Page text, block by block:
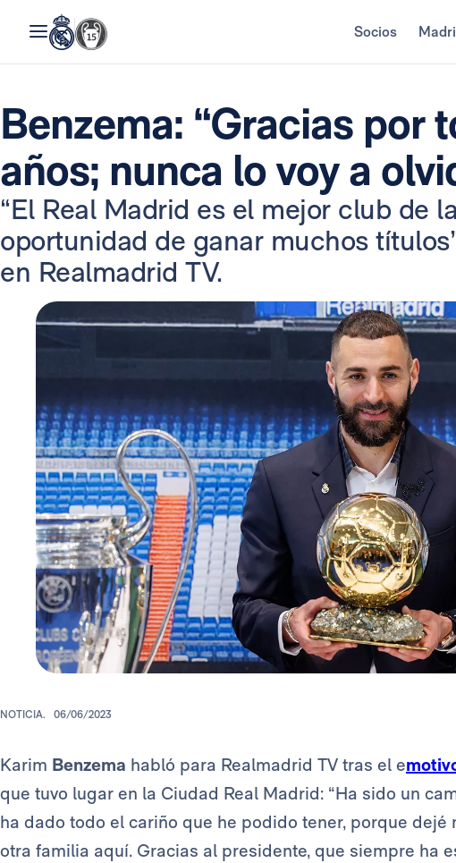
Socios
Benzema: “Gracias por
años; nunca lo voy a
“El Real Madrid es el mejor club de
oportunidad de ganar muchos
en Realmadrid TV.
NOTICIA. 06/06/2023
Karim Benzema habló para Realmadrid TV tras el e
que tuvo lugar en la Ciudad Real Madrid: “Ha sido un
ha dado todo el cariño que he podido tener, porque dejé
otra familia aquí. Gracias al presidente, que siempre ha